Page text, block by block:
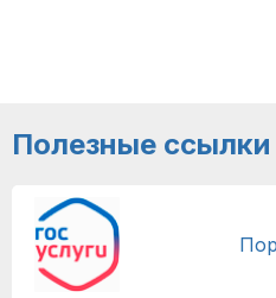
Полезные ссылки